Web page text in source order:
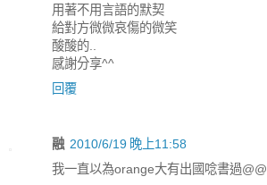
用著不用言語的默契
給對方微微哀傷的微笑
酸酸的..
感謝分享^^
回覆
融 2010/6/19 晚上11:58
我一直以為orange大有出國唸書過@@